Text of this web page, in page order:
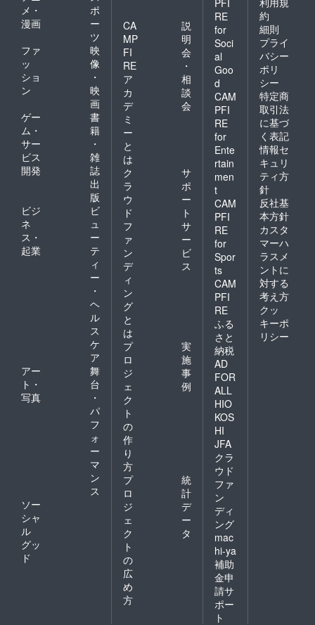
メ・
漫画
ポ
ー
ツ
ファ
ッ
ショ
ン
映
像
・
映
画
ゲー
ム・
サー
ビス
開発
書
籍
・
雑
誌
出
版
ビジ
ネ
ス・
起業
ビ
ュ
ー
テ
ィ
ー
・
ヘ
ル
ス
ケ
ア
アー
ト・
写真
舞
台
・
パ
フ
ォ
ー
マ
ン
ス
ソー
シャ
ル
グッ
ド
CA
MP
FI
RE
ア
カ
デ
ミ
ー
と
は
説
明
会
・
相
談
会
ク
ラ
ウ
ド
フ
ァ
ン
デ
ィ
ン
グ
と
は
サ
ポ
ー
ト
サ
ー
ビ
ス
プ
ロ
ジ
ェ
ク
ト
の
作
り
方
実
施
事
例
プ
ロ
ジ
ェ
ク
ト
の
広
め
方
統
計
デ
ー
タ
RE
for
Soci
al
Goo
d
CAM
PFI
RE
for
Ente
rtain
men
t
CAM
PFI
RE
for
Spor
ts
CAM
PFI
RE
ふる
さと
納税
AD
FOR
ALL
HIO
KOS
HI
JFA
クラ
ウド
ファ
ン
ディ
ング
mac
hi-ya
補助
金申
請サ
ポー
ト
約
細則
プライ
バシー
ポリ
シー
特定商
取引法
に基づ
く表記
情報セ
キュリ
ティ方
針
反社基
本方針
カスタ
マーハ
ラスメ
ントに
対する
考え方
クッ
キーポ
リシー